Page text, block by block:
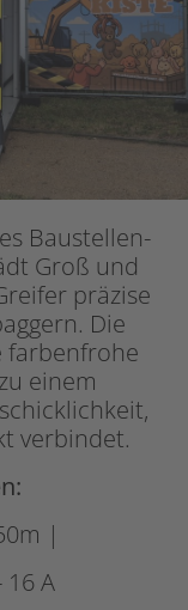
Baustellen-
Groß und
präzise
Die
farbenfrohe
einem
verbindet.
|
A